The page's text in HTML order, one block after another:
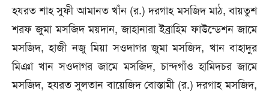
হযরত শাহ সুফী আমানত খাঁন (র.) দরগাহ মসজিদ মাঠ, বায়তুশ
শরফ জুমা মসজিদ ময়দান, জাহানারা ইব্রাহিম ফাউন্ডেশন জামে
মসজিদ, হাজী নজু মিয়া সওদাগর জুমা মসজিদ, খান বাহাদুর
মিঞা খান সওদাগর জামে মসজিদ, চান্দগাঁও হামিদচর জামে
মসজিদ, হযরত সুলতান বায়েজিদ বোস্তামী (র.) দরগাহ মসজিদ,